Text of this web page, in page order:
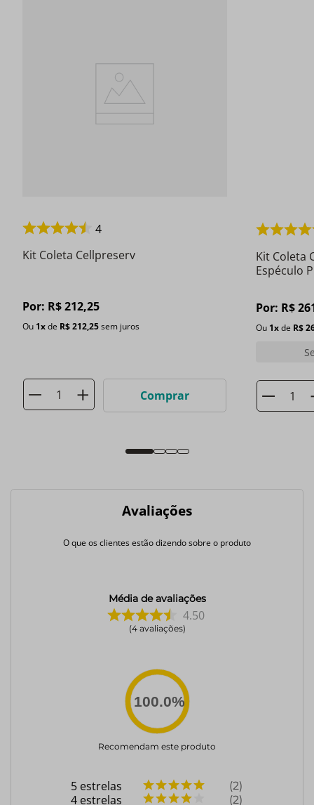
4
Kit Coleta Cellpreserv
Por: R$212,25
Ou 1xde R$212,25sem juros
Comprar
Kit Coleta
Espéculo
Por: R$
Ou 1xde R$
Avaliações
O que os clientes estão dizendo sobre o produto
Média de avaliações
4.50
4 avaliações
100.0%
Recomendam este produto
5 estrelas
4 estrelas
2
2